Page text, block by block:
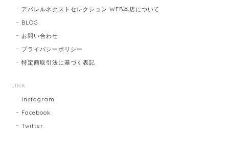
アパレルネクストセレクション WEB本店について
BLOG
お問い合わせ
プライバシーポリシー
特定商取引法に基づく表記
LINK
Instagram
Facebook
Twitter